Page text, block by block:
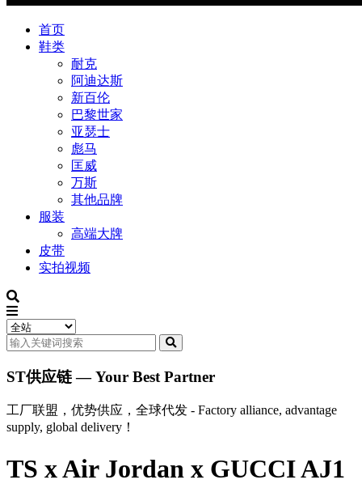
首页
鞋类
耐克
阿迪达斯
新百伦
巴黎世家
亚瑟士
彪马
匡威
万斯
其他品牌
服装
高端大牌
皮带
实拍视频
ST供应链 — Your Best Partner
工厂联盟，优势供应，全球代发 - Factory alliance, advantage
supply, global delivery！
TS x Air Jordan x GUCCI AJ1